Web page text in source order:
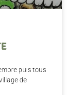
puis tous
de